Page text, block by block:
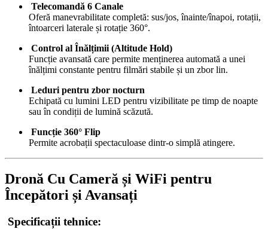
Telecomandă 6 Canale
Oferă manevrabilitate completă: sus/jos, înainte/înapoi, rotații,
întoarceri laterale și rotație 360°.
Control al Înălțimii (Altitude Hold)
Funcție avansată care permite menținerea automată a unei
înălțimi constante pentru filmări stabile și un zbor lin.
Leduri pentru zbor nocturn
Echipată cu lumini LED pentru vizibilitate pe timp de noapte
sau în condiții de lumină scăzută.
Funcție 360° Flip
Permite acrobații spectaculoase dintr-o simplă atingere.
Dronă Cu Cameră și WiFi pentru
Începători și Avansați
Specificații tehnice: